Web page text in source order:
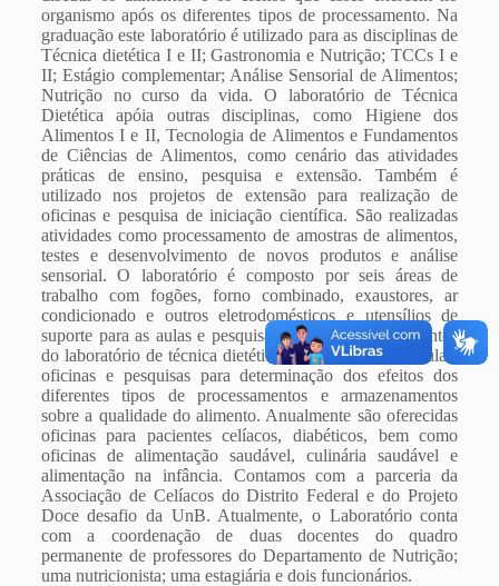
organismo após os diferentes tipos de processamento. Na
graduação este laboratório é utilizado para as disciplinas de
Técnica dietética I e II; Gastronomia e Nutrição; TCCs I e
II; Estágio complementar; Análise Sensorial de Alimentos;
Nutrição no curso da vida. O laboratório de Técnica
Dietética apóia outras disciplinas, como Higiene dos
Alimentos I e II, Tecnologia de Alimentos e Fundamentos
de Ciências de Alimentos, como cenário das atividades
práticas de ensino, pesquisa e extensão. Também é
utilizado nos projetos de extensão para realização de
oficinas e pesquisa de iniciação científica. São realizadas
atividades como processamento de amostras de alimentos,
testes e desenvolvimento de novos produtos e análise
sensorial. O laboratório é composto por seis áreas de
trabalho com fogões, forno combinado, exaustores, ar
condicionado e outros eletrodomésticos e utensílios de
suporte para as aulas e pesquisas. Todos os equipamentos
do laboratório de técnica dietética são utilizados nas aulas,
oficinas e pesquisas para determinação dos efeitos dos
diferentes tipos de processamentos e armazenamentos
sobre a qualidade do alimento. Anualmente são oferecidas
oficinas para pacientes celíacos, diabéticos, bem como
oficinas de alimentação saudável, culinária saudável e
alimentação na infância. Contamos com a parceria da
Associação de Celíacos do Distrito Federal e do Projeto
Doce desafio da UnB. Atualmente, o Laboratório conta
com a coordenação de duas docentes do quadro
permanente de professores do Departamento de Nutrição;
uma nutricionista; uma estagiária e dois funcionários.